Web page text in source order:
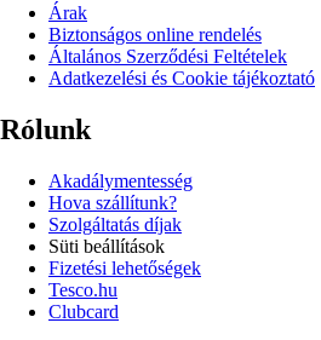
Árak
Biztonságos online rendelés
Általános Szerződési Feltételek
Adatkezelési és Cookie tájékoztató
Rólunk
Akadálymentesség
Hova szállítunk?
Szolgáltatás díjak
Süti beállítások
Fizetési lehetőségek
Tesco.hu
Clubcard